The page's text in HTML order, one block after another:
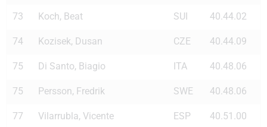
73 Koch, Beat SUI 40.44.02
74 Kozisek, Dusan CZE 40.44.09
75 Di Santo, Biagio ITA 40.48.06
75 Persson, Fredrik SWE 40.48.06
77 Vilarrubla, Vicente ESP 40.51.00